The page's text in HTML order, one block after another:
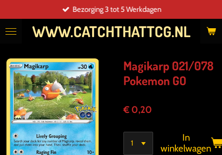
direct
naar
WWW.CATCHTHATTCG.NL
Bezorging 3 tot 5 Werkdagen
Magikarp 021/078
Pokemon GO
€ 0,20
In
winkelwagen